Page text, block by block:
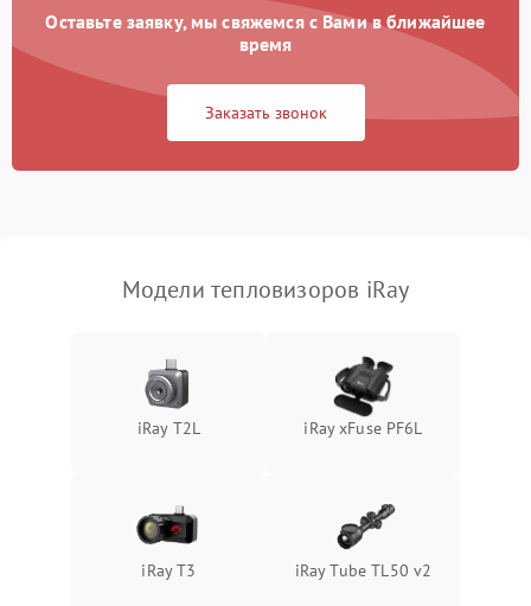
Проблемы с объективом
Оставьте заявку, мы свяжемся с Вами в ближайшее
время
Заказать звонок
Модели тепловизоров iRay
iRay T2L iRay xFuse PF6L
iRay T3 iRay Tube TL50 v2